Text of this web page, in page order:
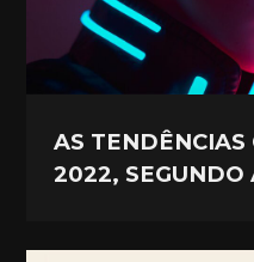
AS TENDÊNCIAS
2022, SEGUNDO